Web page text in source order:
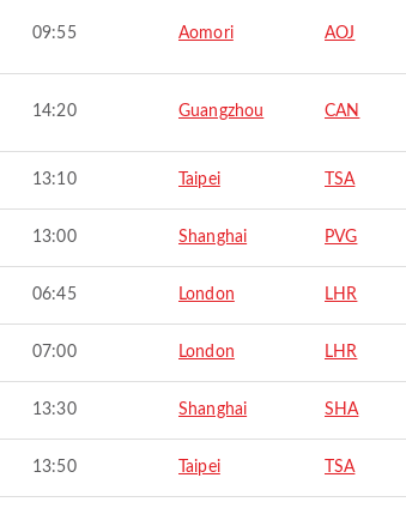
09:55 Aomori AOJ
14:20 Guangzhou CAN
13:10 Taipei TSA
13:00 Shanghai PVG
06:45 London LHR
07:00 London LHR
13:30 Shanghai SHA
13:50 Taipei TSA